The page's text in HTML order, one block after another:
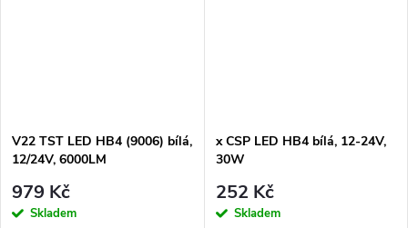
V22 TST LED HB4 (9006) bílá,
12/24V, 6000LM
979 Kč
Skladem
x CSP LED HB4 bílá, 12-24V,
30W
252 Kč
Skladem